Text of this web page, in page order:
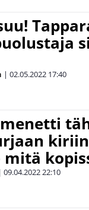
| 02.05.2022 17:40
mitä
09.04.202222:10